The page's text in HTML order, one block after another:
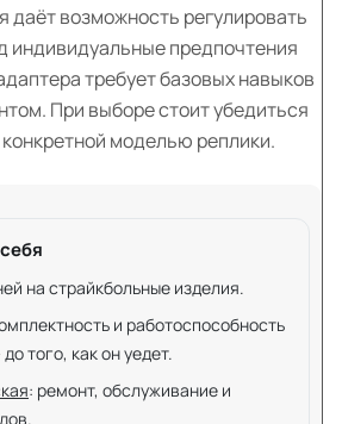
даёт возможность регулировать
индивидуальные предпочтения
требует базовых навыков
При выборе стоит убедиться
моделью реплики.
на страйкбольные изделия.
и работоспособность
того, как он уедет.
: ремонт, обслуживание и